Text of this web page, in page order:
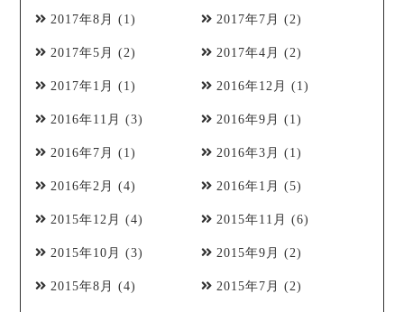
2017年8月 (1) 2017年7月 (2)
2017年5月 (2) 2017年4月 (2)
2017年1月 (1) 2016年12月 (1)
2016年11月 (3) 2016年9月 (1)
2016年7月 (1) 2016年3月 (1)
2016年2月 (4) 2016年1月 (5)
2015年12月 (4) 2015年11月 (6)
2015年10月 (3) 2015年9月 (2)
2015年8月 (4) 2015年7月 (2)